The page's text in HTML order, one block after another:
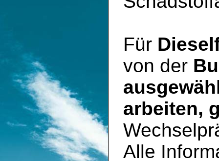
Für
von der
arbeiten,
Alle